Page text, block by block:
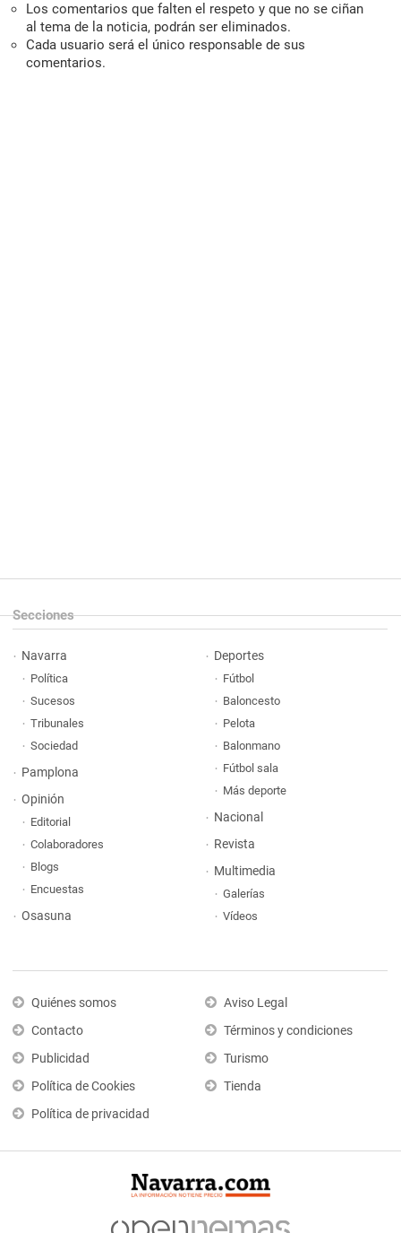
Los comentarios que falten el respeto y que no se ciñan
al tema de la noticia, podrán ser eliminados.
Cada usuario será el único responsable de sus
comentarios.
Secciones
Navarra
Política
Sucesos
Tribunales
Sociedad
Pamplona
Opinión
Editorial
Colaboradores
Blogs
Encuestas
Osasuna
Deportes
Fútbol
Baloncesto
Pelota
Balonmano
Fútbol sala
Más deporte
Nacional
Revista
Multimedia
Galerías
Vídeos
Quiénes somos
Contacto
Publicidad
Política de Cookies
Política de privacidad
Aviso Legal
Términos y condiciones
Turismo
Tienda